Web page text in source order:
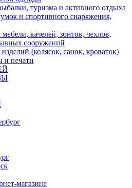
туризма и активного отдыха
и спортивного снаряжения,
качелей, зонтов, чехлов,
сооружений
(колясок, санок, кроваток)
и печати
магазине